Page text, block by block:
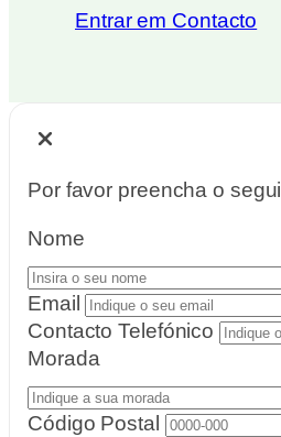
Entrar em Contacto
Por favor preencha o
Nome
Email
Contacto Telefónico
Morada
Código Postal